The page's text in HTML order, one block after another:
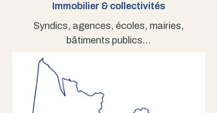
Immobilier & collectivités
Syndics, agences, écoles, mairies,
bâtiments publics…